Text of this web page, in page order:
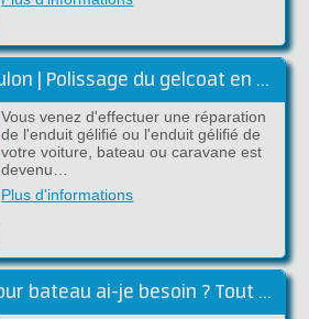
Polissage avec Dulon | Polissage du gelcoat en polyester
Vous venez d'effectuer une réparation
de l'enduit gélifié ou l'enduit gélifié de
votre voiture, bateau ou caravane est
devenu…
Plus d'informations
De quel apprêt pour bateau ai-je besoin ? Tout sur l'apprêt pour bateaux !